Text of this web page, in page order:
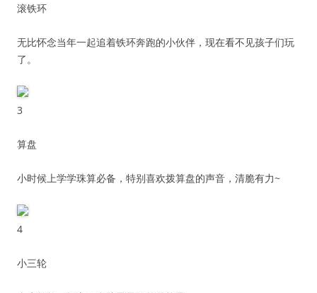
滚铁环
无比怀念当年一起追着铁环奔跑的小伙伴，现在看不见孩子们玩
了。
3
算盘
小时候上学学珠算必备，特别喜欢拨算盘的声音，清脆有力~
4
小三轮